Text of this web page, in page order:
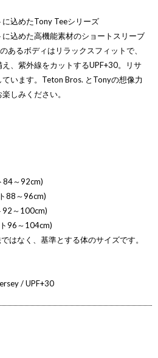
込めたTony Teeシリーズ
込めた高機能素材のショートスリーブ
あるボディはリラックスフィットで、
、紫外線をカットするUPF+30。リサ
います。Teton Bros. とTonyの想像力
しみください。
84～92cm)
88～96cm)
92～100cm)
96～104cm)
はなく、基準とする体のサイズです。
/ UPF+30